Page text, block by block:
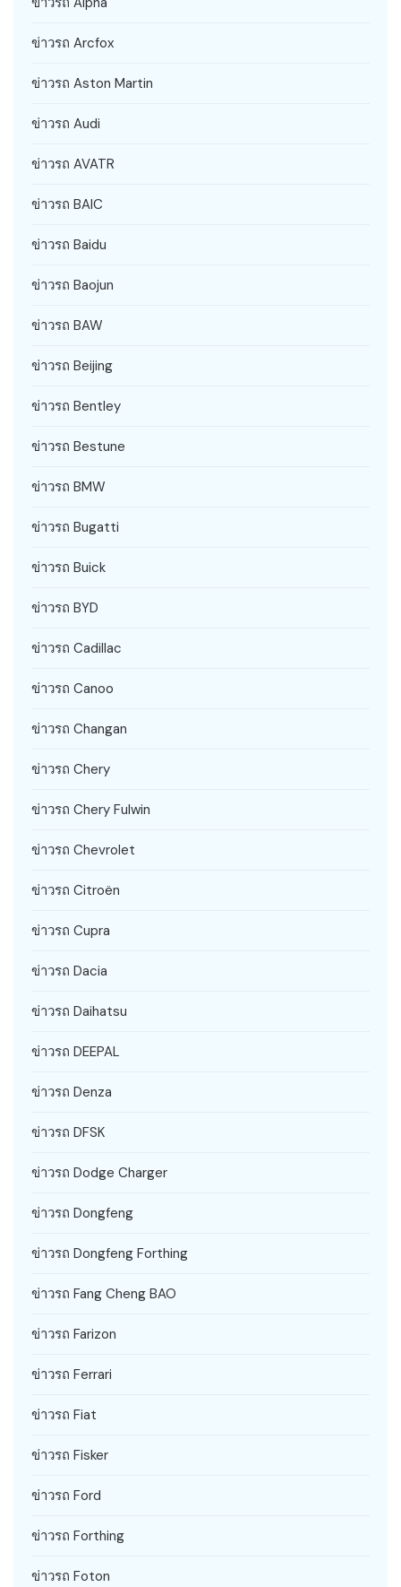
ข่าวรถ Arcfox
ข่าวรถ Aston Martin
ข่าวรถ Audi
ข่าวรถ AVATR
ข่าวรถ BAIC
ข่าวรถ Baidu
ข่าวรถ Baojun
ข่าวรถ BAW
ข่าวรถ Beijing
ข่าวรถ Bentley
ข่าวรถ Bestune
ข่าวรถ BMW
ข่าวรถ Bugatti
ข่าวรถ Buick
ข่าวรถ BYD
ข่าวรถ Cadillac
ข่าวรถ Canoo
ข่าวรถ Changan
ข่าวรถ Chery
ข่าวรถ Chery Fulwin
ข่าวรถ Chevrolet
ข่าวรถ Citroën
ข่าวรถ Cupra
ข่าวรถ Dacia
ข่าวรถ Daihatsu
ข่าวรถ DEEPAL
ข่าวรถ Denza
ข่าวรถ DFSK
ข่าวรถ Dodge Charger
ข่าวรถ Dongfeng
ข่าวรถ Dongfeng Forthing
ข่าวรถ Fang Cheng BAO
ข่าวรถ Farizon
ข่าวรถ Ferrari
ข่าวรถ Fiat
ข่าวรถ Fisker
ข่าวรถ Ford
ข่าวรถ Forthing
ข่าวรถ Foton